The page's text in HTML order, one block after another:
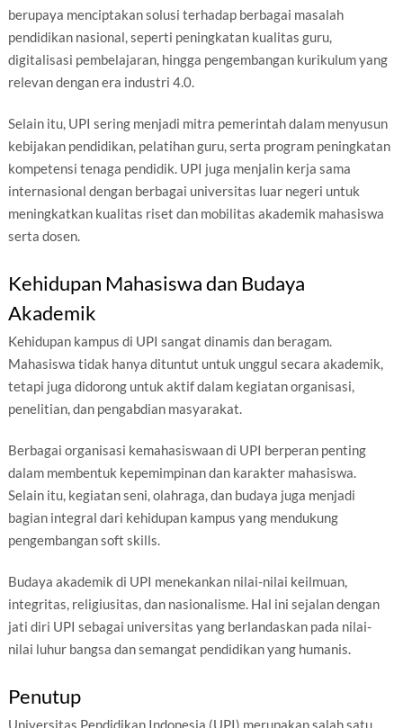
berupaya menciptakan solusi terhadap berbagai masalah
pendidikan nasional, seperti peningkatan kualitas guru,
digitalisasi pembelajaran, hingga pengembangan kurikulum yang
relevan dengan era industri 4.0.
Selain itu, UPI sering menjadi mitra pemerintah dalam menyusun
kebijakan pendidikan, pelatihan guru, serta program peningkatan
kompetensi tenaga pendidik. UPI juga menjalin kerja sama
internasional dengan berbagai universitas luar negeri untuk
meningkatkan kualitas riset dan mobilitas akademik mahasiswa
serta dosen.
Kehidupan Mahasiswa dan Budaya
Akademik
Kehidupan kampus di UPI sangat dinamis dan beragam.
Mahasiswa tidak hanya dituntut untuk unggul secara akademik,
tetapi juga didorong untuk aktif dalam kegiatan organisasi,
penelitian, dan pengabdian masyarakat.
Berbagai organisasi kemahasiswaan di UPI berperan penting
dalam membentuk kepemimpinan dan karakter mahasiswa.
Selain itu, kegiatan seni, olahraga, dan budaya juga menjadi
bagian integral dari kehidupan kampus yang mendukung
pengembangan soft skills.
Budaya akademik di UPI menekankan nilai-nilai keilmuan,
integritas, religiusitas, dan nasionalisme. Hal ini sejalan dengan
jati diri UPI sebagai universitas yang berlandaskan pada nilai-
nilai luhur bangsa dan semangat pendidikan yang humanis.
Penutup
Universitas Pendidikan Indonesia (UPI) merupakan salah satu